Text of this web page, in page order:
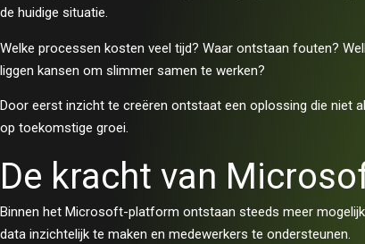
de huidige situatie.
Welke processen kosten veel tijd? Waar ontstaan fouten?
liggen kansen om slimmer samen te werken?
Door eerst inzicht te creëren ontstaat een oplossing die niet
op toekomstige groei.
De kracht van
Binnen het Microsoft-platform ontstaan steeds meer
data inzichtelijk te maken en medewerkers te ondersteunen.